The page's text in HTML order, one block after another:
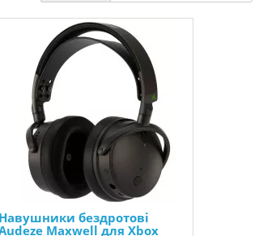
Навушники бездротові
Maxwell для Xbox